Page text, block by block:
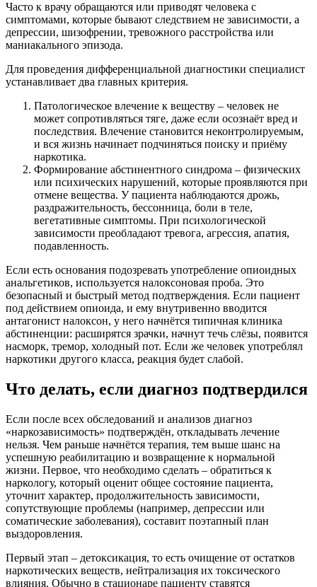
Часто к врачу обращаются или приводят человека с
симптомами, которые бывают следствием не зависимости, а
депрессии, шизофрении, тревожного расстройства или
маниакального эпизода.
Для проведения дифференциальной диагностики специалист
устанавливает два главных критерия.
Патологическое влечение к веществу – человек не
может сопротивляться тяге, даже если осознаёт вред и
последствия. Влечение становится неконтролируемым,
и вся жизнь начинает подчиняться поиску и приёму
наркотика.
Формирование абстинентного синдрома – физических
или психических нарушений, которые проявляются при
отмене вещества. У пациента наблюдаются дрожь,
раздражительность, бессонница, боли в теле,
вегетативные симптомы. При психологической
зависимости преобладают тревога, агрессия, апатия,
подавленность.
Если есть основания подозревать употребление опиоидных
анальгетиков, используется налоксоновая проба. Это
безопасный и быстрый метод подтверждения. Если пациент
под действием опиоида, и ему внутривенно вводится
антагонист налоксон, у него начнётся типичная клиника
абстиненции: расширятся зрачки, начнут течь слёзы, появится
насморк, тремор, холодный пот. Если же человек употреблял
наркотики другого класса, реакция будет слабой.
Что делать, если диагноз подтвердился
Если после всех обследований и анализов диагноз
«наркозависимость» подтверждён, откладывать лечение
нельзя. Чем раньше начнётся терапия, тем выше шанс на
успешную реабилитацию и возвращение к нормальной
жизни. Первое, что необходимо сделать – обратиться к
наркологу, который оценит общее состояние пациента,
уточнит характер, продолжительность зависимости,
сопутствующие проблемы (например, депрессии или
соматические заболевания), составит поэтапный план
выздоровления.
Первый этап – детоксикация, то есть очищение от остатков
наркотических веществ, нейтрализация их токсического
влияния. Обычно в стационаре пациенту ставятся